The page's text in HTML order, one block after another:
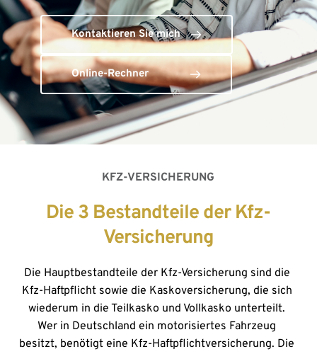
Kontaktieren Sie mich
Online-Rechner
KFZ-VERSICHERUNG
Die 3 Bestandteile der Kfz-
Versicherung
Die Hauptbestandteile der Kfz-Versicherung sind die
Kfz-Haftpflicht sowie die Kaskoversicherung, die sich
wiederum in die Teilkasko und Vollkasko unterteilt.
Wer in Deutschland ein motorisiertes Fahrzeug
besitzt, benötigt eine Kfz-Haftpflichtversicherung. Die